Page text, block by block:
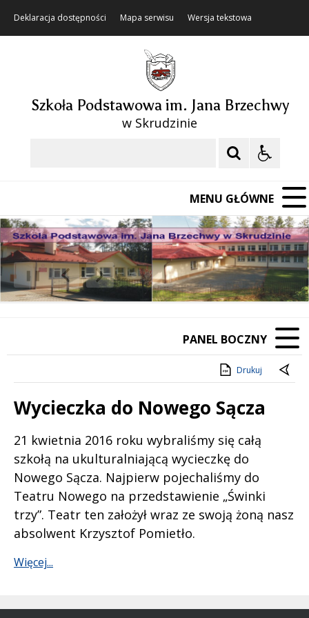
Deklaracja dostępności Mapa serwisu Wersja tekstowa
Szkoła Podstawowa im. Jana Brzechwy
w Skrudzinie
MENU GŁÓWNE
Poprzedni Element
Następny Element
❚❚
PANEL BOCZNY
Drukuj
Wycieczka do Nowego Sącza
Treść
21 kwietnia 2016 roku wybraliśmy się całą
szkołą na ukulturalniającą wycieczkę do
Nowego Sącza. Najpierw pojechaliśmy do
Teatru Nowego na przedstawienie „Świnki
trzy”. Teatr ten założył wraz ze swoją żoną nasz
absolwent Krzysztof Pomietło.
Więcej...